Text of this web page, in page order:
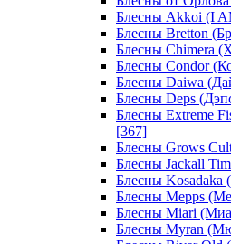
Блесны Akkoi (I
Блесны Bretton
Блесны Chimera
Блесны Condor
Блесны Daiwa
Блесны Deps
Блесны Extreme
[367]
Блесны Grows
Блесны Jackall
Блесны Kosadaka
Блесны Mepps
Блесны Miari
Блесны Myran